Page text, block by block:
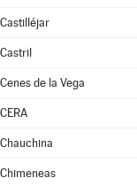
Castilléjar
Castril
Cenes de la Vega
CERA
Chauchina
Chimeneas